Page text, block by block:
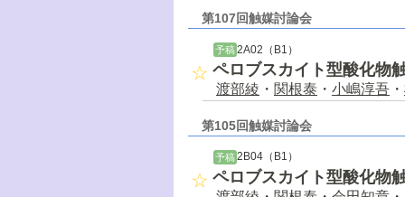
第107回触媒討論会
予稿 2A02（B1）
ペロブスカイト型酸化物
渡部綾 ・ 関根泰 ・ 小嶋淳吾 ・
第105回触媒討論会
予稿 2B04（B1）
ペロブスカイト型酸化物